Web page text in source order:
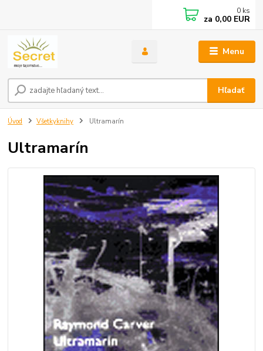
Menu
Hľadať
0 ks
za 0,00 EUR
Úvod Všetkyknihy Ultramarín
Ultramarín